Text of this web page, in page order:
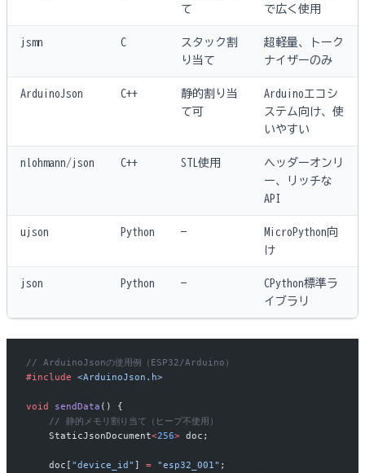
て
で広く使用
jsmn C
スタック割
り当て
超軽量、トーク
ナイザーのみ
ArduinoJson C++
静的割り当
て可
Arduinoエコシ
ステム向け、使
いやすい
nlohmann/json C++ STL使用
ヘッダーオンリ
ー、リッチな
API
ujson Python —
MicroPython向
け
json Python —
CPython標準ラ
イブラリ
// ArduinoJsonの使用例（ESP32/Arduino）
#include <ArduinoJson.h>
void sendData () {
    // 静的メモリ割り当て（ヒープ不使用）
    StaticJsonDocument
<256> doc;
    doc[
"device_id" ] = "esp32_001" ;